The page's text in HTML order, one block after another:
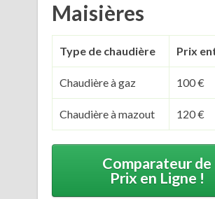
Maisières
Type de chaudière Prix
Chaudière à gaz 100 €
Chaudière à mazout 120 €
Comparateur de
Prix en Ligne !